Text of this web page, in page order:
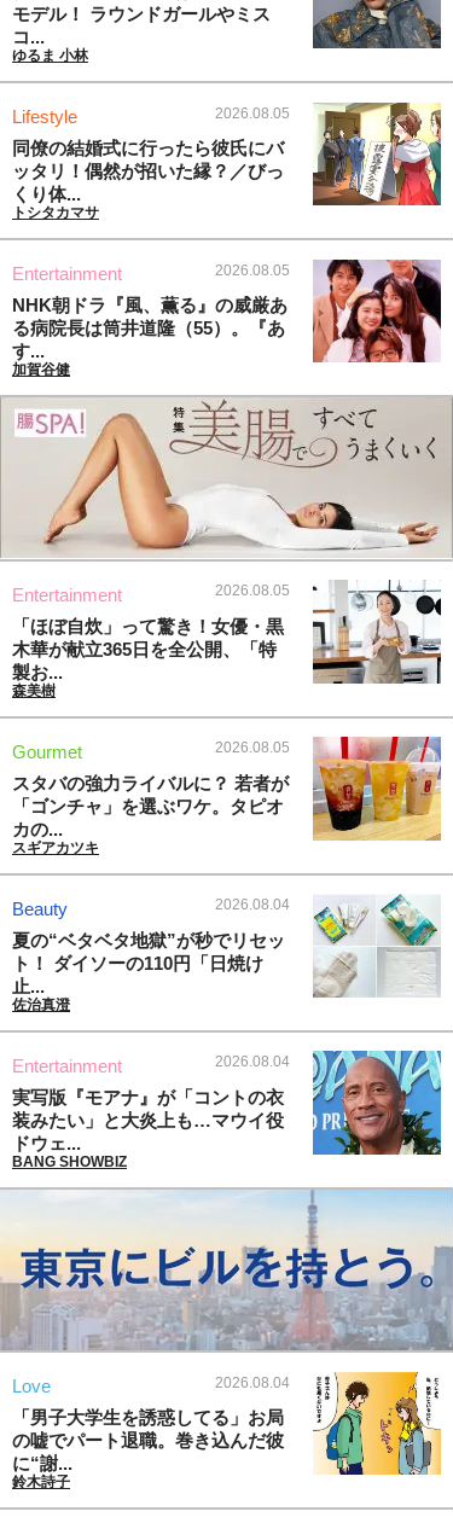
モデル！ ラウンドガールやミス
コ...
ゆるま 小林
Lifestyle 2026.08.05
同僚の結婚式に行ったら彼氏にバ
ッタリ！偶然が招いた縁？／びっ
くり体...
トシタカマサ
Entertainment 2026.08.05
NHK朝ドラ『風、薫る』の威厳あ
る病院長は筒井道隆（55）。『あ
す...
加賀谷健
Entertainment 2026.08.05
「ほぼ自炊」って驚き！女優・黒
木華が献立365日を全公開、「特
製お...
森美樹
Gourmet 2026.08.05
スタバの強力ライバルに？ 若者が
「ゴンチャ」を選ぶワケ。タピオ
カの...
スギアカツキ
Beauty 2026.08.04
夏の“ベタベタ地獄”が秒でリセッ
ト！ ダイソーの110円「日焼け
止...
佐治真澄
Entertainment 2026.08.04
実写版『モアナ』が「コントの衣
装みたい」と大炎上も…マウイ役
ドウェ...
BANG SHOWBIZ
Love 2026.08.04
「男子大学生を誘惑してる」お局
の嘘でパート退職。巻き込んだ彼
に“謝...
鈴木詩子